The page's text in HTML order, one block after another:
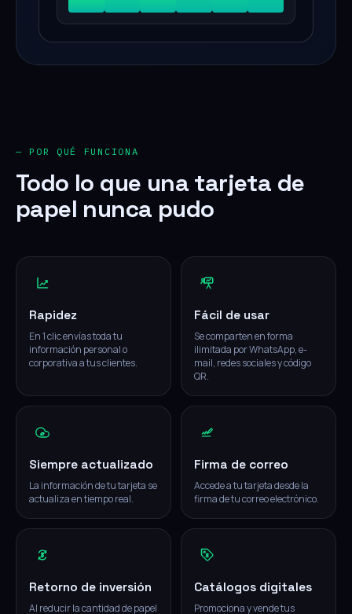
— POR QUÉ FUNCIONA
Todo lo que una tarjeta de
papel nunca pudo
Rapidez
En 1 clic envías toda tu
información personal o
corporativa a tus clientes.
Fácil de usar
Se comparten en forma
ilimitada por WhatsApp, e-
mail, redes sociales y código
QR.
Siempre actualizado
La información de tu tarjeta se
actualiza en tiempo real.
Firma de correo
Accede a tu tarjeta desde la
firma de tu correo electrónico.
Retorno de inversión
Al reducir la cantidad de papel
Catálogos digitales
Promociona y vende tus